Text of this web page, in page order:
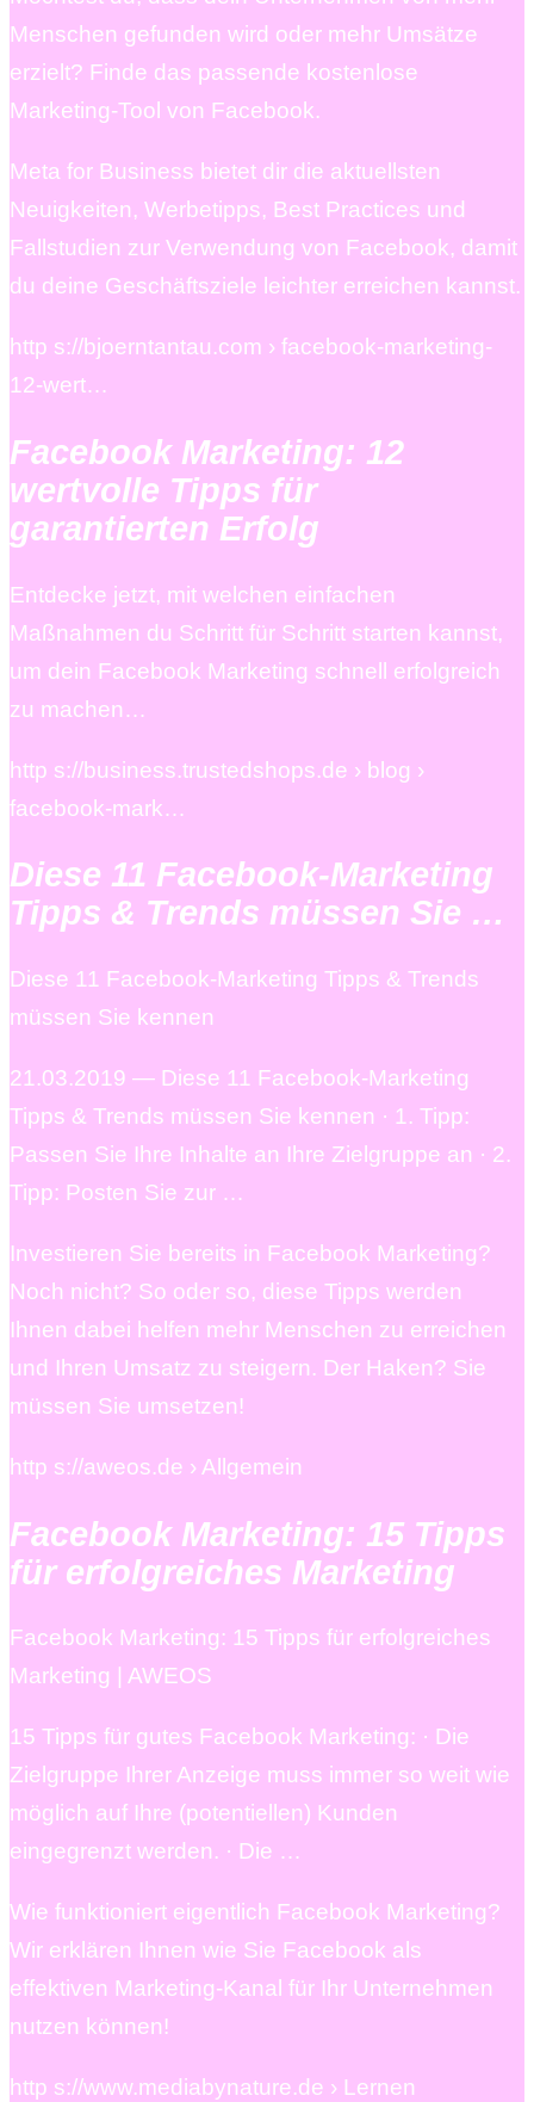
Menschen gefunden wird oder mehr Umsätze
erzielt? Finde das passende kostenlose
Marketing-Tool von Facebook.
Meta for Business bietet dir die aktuellsten
Neuigkeiten, Werbetipps, Best Practices und
Fallstudien zur Verwendung von Facebook, damit
du deine Geschäftsziele leichter erreichen kannst.
http s://bjoerntantau.com › facebook-marketing-
12-wert…
Facebook Marketing: 12
wertvolle Tipps für
garantierten Erfolg
Entdecke jetzt, mit welchen einfachen
Maßnahmen du Schritt für Schritt starten kannst,
um dein Facebook Marketing schnell erfolgreich
zu machen…
http s://business.trustedshops.de › blog ›
facebook-mark…
Diese 11 Facebook-Marketing
Tipps & Trends müssen Sie …
Diese 11 Facebook-Marketing Tipps & Trends
müssen Sie kennen
21.03.2019 — Diese 11 Facebook-Marketing
Tipps & Trends müssen Sie kennen · 1. Tipp:
Passen Sie Ihre Inhalte an Ihre Zielgruppe an · 2.
Tipp: Posten Sie zur …
Investieren Sie bereits in Facebook Marketing?
Noch nicht? So oder so, diese Tipps werden
Ihnen dabei helfen mehr Menschen zu erreichen
und Ihren Umsatz zu steigern. Der Haken? Sie
müssen Sie umsetzen!
http s://aweos.de › Allgemein
Facebook Marketing: 15 Tipps
für erfolgreiches Marketing
Facebook Marketing: 15 Tipps für erfolgreiches
Marketing | AWEOS
15 Tipps für gutes Facebook Marketing: · Die
Zielgruppe Ihrer Anzeige muss immer so weit wie
möglich auf Ihre (potentiellen) Kunden
eingegrenzt werden. · Die …
Wie funktioniert eigentlich Facebook Marketing?
Wir erklären Ihnen wie Sie Facebook als
effektiven Marketing-Kanal für Ihr Unternehmen
nutzen können!
http s://www.mediabynature.de › Lernen